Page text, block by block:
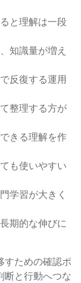
と理解は一段
知識量が増え
反復する運用
整理する方が
きる理解を作
も使いやすい
学習が大きく
期的な伸びに
すための確認ポ
断と行動へつな